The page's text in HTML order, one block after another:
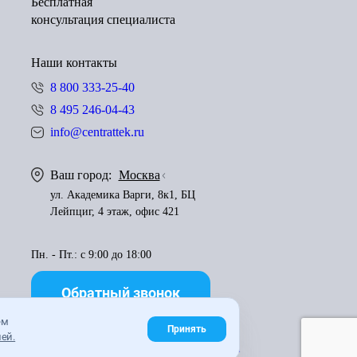
Принять
консультация специалиста
Наши контакты
8 800 333-25-40
8 495 246-04-43
info@centrattek.ru
Ваш город: Москва
ул. Академика Варги, 8к1, БЦ
Лейпциг, 4 этаж, офис 421
Пн. - Пт.: с 9:00 до 18:00
Обратный звонок
Карта сайта